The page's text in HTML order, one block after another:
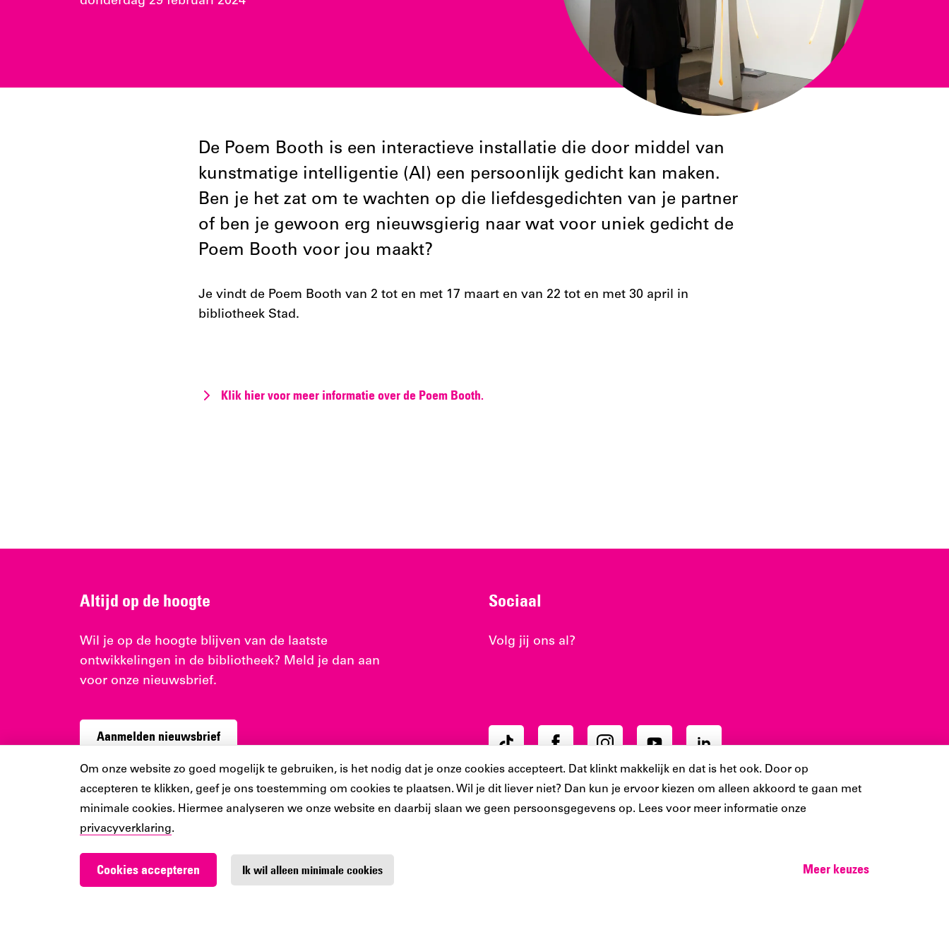
Cookiebar
Om onze website zo goed mogelijk te gebruiken, is het nodig dat je onze cookies accepteert. Dat klinkt makkelijk en dat is het ook. Door op
accepteren te klikken, geef je ons toestemming om cookies te plaatsen. Wil je dit liever niet? Dan kun je ervoor kiezen om alleen akkoord te gaan met
minimale cookies. Hiermee analyseren we onze website en daarbij slaan we geen persoonsgegevens op. Lees voor meer informatie onze
privacyverklaring.
Cookies accepteren Ik wil alleen minimale cookies Meer keuzes
De Poem Booth is een interactieve installatie die door middel van
kunstmatige intelligentie (AI) een persoonlijk gedicht kan maken.
Ben je het zat om te wachten op die liefdesgedichten van je partner
of ben je gewoon erg nieuwsgierig naar wat voor uniek gedicht de
Poem Booth voor jou maakt?
Je vindt de Poem Booth van 2 tot en met 17 maart en van 22 tot en met 30 april in
bibliotheek Stad.
Klik hier voor meer informatie over de Poem Booth.
Altijd op de hoogte
Wil je op de hoogte blijven van de laatste
ontwikkelingen in de bibliotheek? Meld je dan aan
voor onze nieuwsbrief.
Aanmelden nieuwsbrief
Sociaal
Volg jij ons al?
Ons
account
Ons
account
Ons
account
Ons
account
Ons
account
Werken bij De Nieuwe Bibliotheek